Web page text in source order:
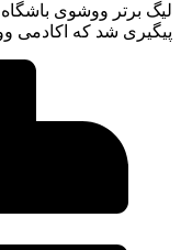
لیگ برتر ووشوی
پیگیری شد که اکادمی